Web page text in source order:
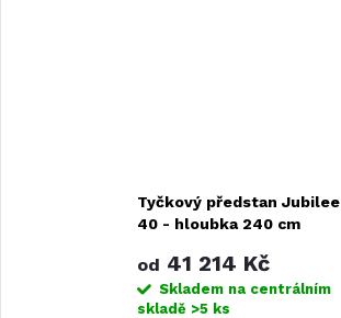
Tyčkový předstan Jubilee
40 - hloubka 240 cm
od 41 214 Kč
Skladem na centrálním
skladě >5 ks